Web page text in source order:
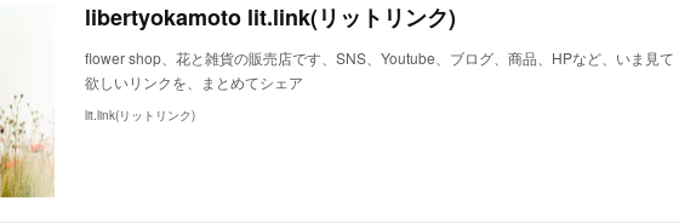
libertyokamoto lit.link(リットリンク)
flower shop、花と雑貨の販売店です、SNS、Youtube、ブログ、商品、HPなど、いま見て
欲しいリンクを、まとめてシェア
lit.link(リットリンク)